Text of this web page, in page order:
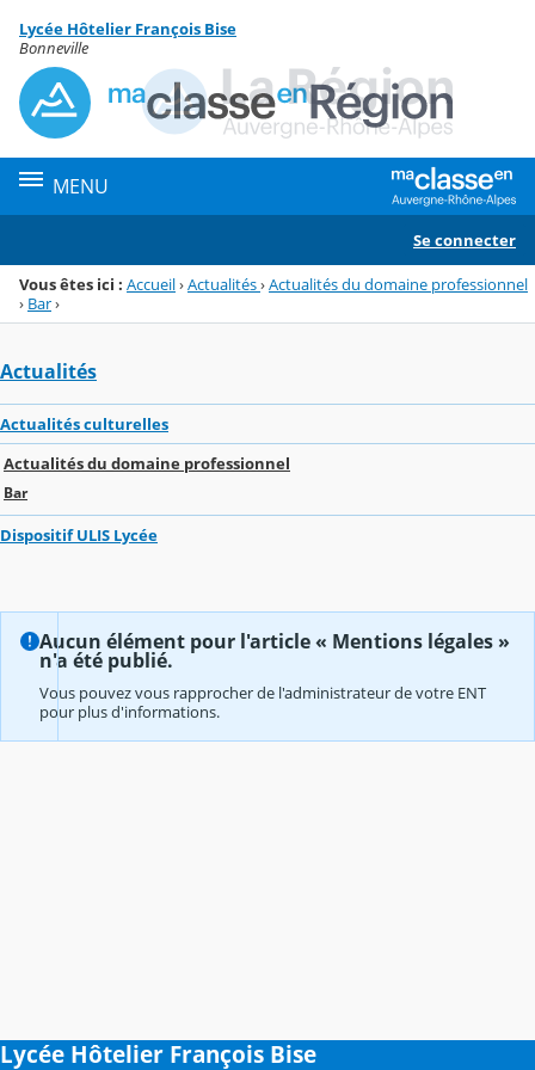
Menu de la rubrique
Contenu
Lycée Hôtelier François Bise
Bonneville
MENU
Se connecter
Vous êtes ici : Accueil›Actualités›Actualités du domaine professionnel
› Bar›
Actualités
Actualités culturelles
Actualités du domaine professionnel
Bar
Dispositif ULIS Lycée
Aucun élément pour l'article « Mentions légales »
n'a été publié.
Vous pouvez vous rapprocher de l'administrateur de votre ENT
pour plus d'informations.
Lycée Hôtelier François Bise